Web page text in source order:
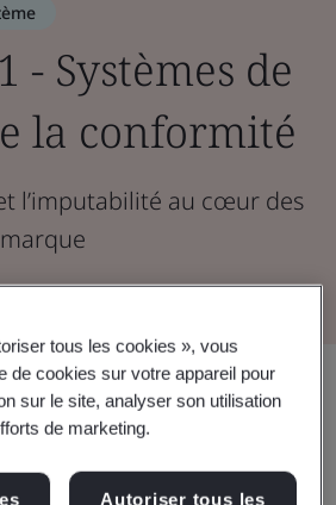
- Systèmes de
la conformité
l’imputabilité au cœur des
sur la gestion
et les meilleures
tous les cookies », vous
de cookies sur votre appareil pour
sur le site, analyser son utilisation
de marketing.
Autoriser tous les